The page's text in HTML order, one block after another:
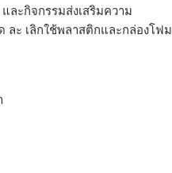
ละกิจกรรมส่งเสริมความ
ละ เลิกใช้พลาสติกและกล่องโฟม